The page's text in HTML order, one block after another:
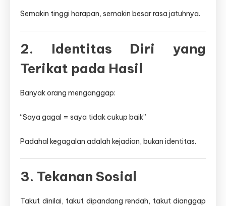
Semakin tinggi harapan, semakin besar rasa jatuhnya.
2. Identitas Diri yang
Terikat pada Hasil
Banyak orang menganggap:
“Saya gagal = saya tidak cukup baik”
Padahal kegagalan adalah kejadian, bukan identitas.
3. Tekanan Sosial
Takut dinilai, takut dipandang rendah, takut dianggap